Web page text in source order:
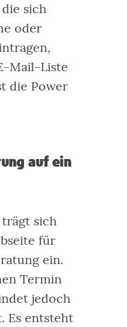
sich
oder
Mail-Liste
die Power
auf ein
sich
für
ein.
Termin
jedoch
Es entsteht